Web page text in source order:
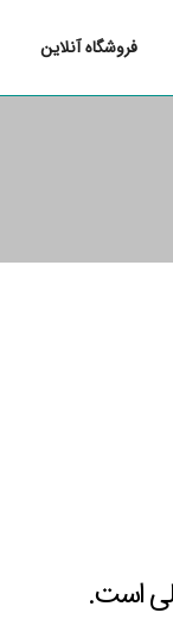
فروشگاه آنلاین
است.